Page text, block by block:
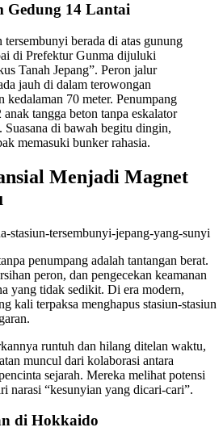
Gedung 14 Lantai
tersembunyi berada di atas gunung
di Prefektur Gunma dijuluki
Tanah Jepang”. Peron jalur
jauh di dalam terowongan
kedalaman 70 meter. Penumpang
tangga beton tanpa eskalator
Suasana di bawah begitu dingin,
memasuki bunker rahasia.
Menjadi Magnet
penumpang adalah tantangan berat.
peron, dan pengecekan keamanan
yang tidak sedikit. Di era modern,
kali terpaksa menghapus stasiun-stasiun
runtuh dan hilang ditelan waktu,
muncul dari kolaborasi antara
sejarah. Mereka melihat potensi
narasi “kesunyian yang dicari-cari”.
di Hokkaido